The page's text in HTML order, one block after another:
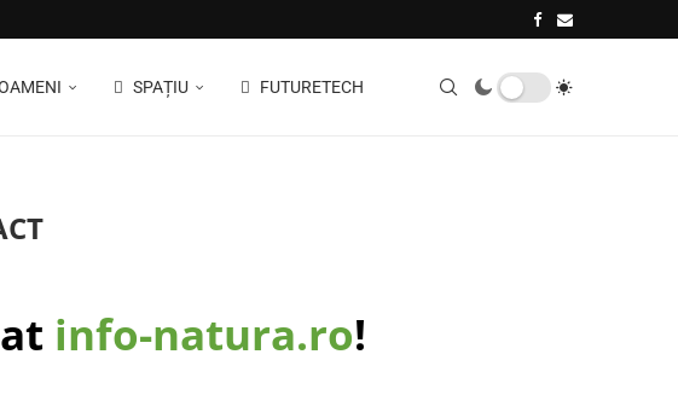
SPAȚIU FUTURETECH
info-natura.ro!